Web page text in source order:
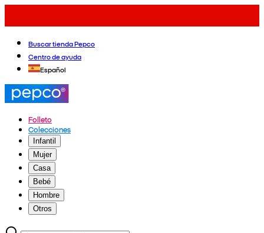
Buscar tienda Pepco
Centro de ayuda
Español
Folleto
Colecciones
Infantil
Mujer
Casa
Bebé
Hombre
Otros